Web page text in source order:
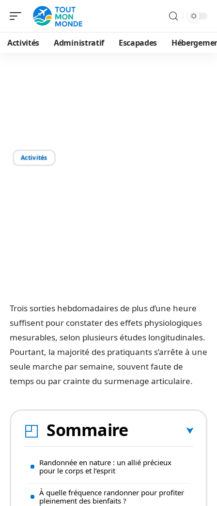
Activités Administratif Escapades
Activités
Trois sorties hebdomadaires de plus d’une heure
suffisent pour constater des effets physiologiques
mesurables, selon plusieurs études longitudinales.
Pourtant, la majorité des pratiquants s’arrête à une
seule marche par semaine, souvent faute de
temps ou par crainte du surmenage articulaire.
Sommaire
Randonnée en nature : un allié précieux
pour le corps et l’esprit
À quelle fréquence randonner pour profiter
pleinement des bienfaits ?